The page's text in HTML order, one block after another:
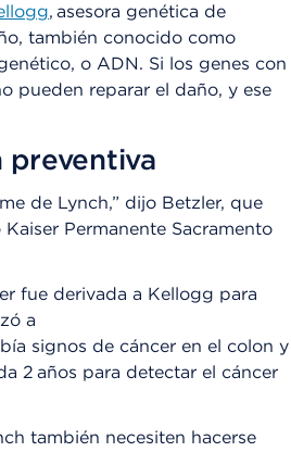
, asesora genética de
también conocido como
o ADN. Si los genes con
pueden reparar el daño, y ese
preventiva
de Lynch,” dijo Betzler, que
Permanente Sacramento
fue derivada a Kellogg para
a
signos de cáncer en el colon y
2 años para detectar el cáncer
también necesiten hacerse